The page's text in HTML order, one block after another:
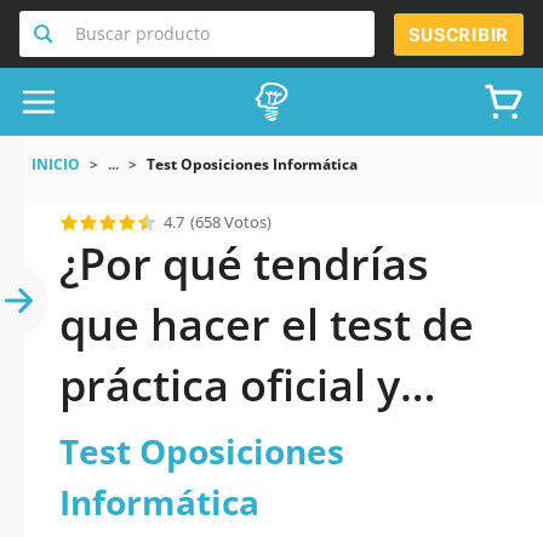
Buscar producto SUSCRIBIR
INICIO ... Test Oposiciones Informática
4.7 (658 Votos)
¿Por qué tendrías
que hacer el test de
práctica oficial y
actualizado de Test
Oposiciones
Test Oposiciones
Informática